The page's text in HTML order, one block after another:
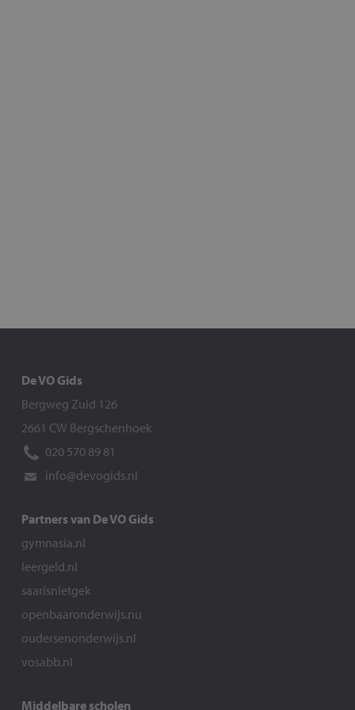
De VO Gids
Bergweg Zuid 126
2661 CW Bergschenhoek
020 570 89 81
info@devogids.nl
Partners van De VO Gids
gymnasia.nl
leergeld.nl
saarisnietgek
openbaaronderwijs.nu
oudersenonderwijs.nl
vosabb.nl
Middelbare scholen